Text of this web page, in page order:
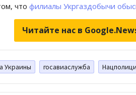
что филиалы Укргаздобычи
Читайте нас в
Украины госавиаслужба